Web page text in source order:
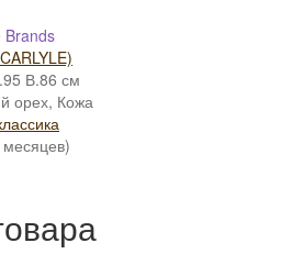
Brands
В.86 см
орех, Кожа
месяцев)